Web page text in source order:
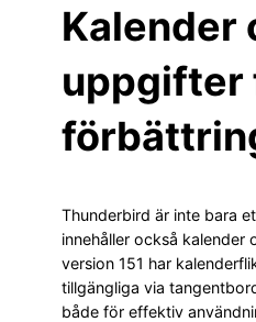
Kalender
uppgifter
Thunderbird är inte bara
innehåller också kalender
version 151 har
tillgängliga via
både för effektiv